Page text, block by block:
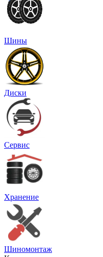
Шины
Диски
Сервис
Хранение
Шиномонтаж